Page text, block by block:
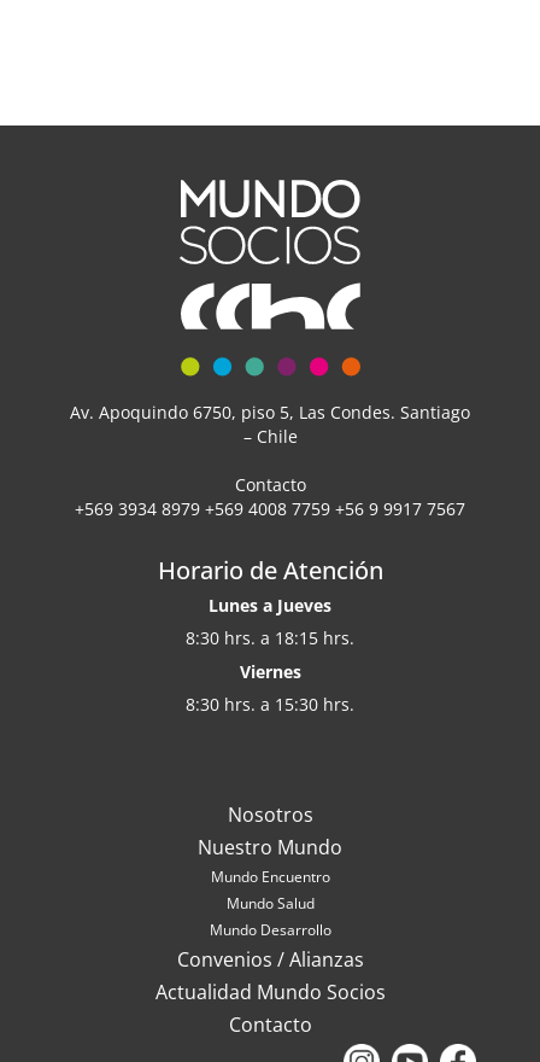
Av. Apoquindo 6750, piso 5, Las Condes. Santiago
– Chile
Contacto
+569 3934 8979 +569 4008 7759 +56 9 9917 7567
Horario de Atención
Lunes a Jueves
8:30 hrs. a 18:15 hrs.
Viernes
8:30 hrs. a 15:30 hrs.
Nosotros
Nuestro Mundo
Mundo Encuentro
Mundo Salud
Mundo Desarrollo
Convenios / Alianzas
Actualidad Mundo Socios
Contacto